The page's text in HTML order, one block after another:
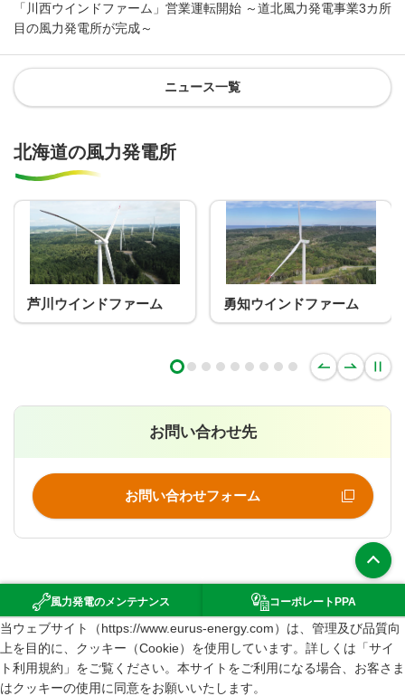
当ウェブサイト（https://www.eurus-energy.com）は、管理及び品質向
上を目的に、クッキー（Cookie）を使用しています。詳しくは「サイ
ト利用規約」をご覧ください。本サイトをご利用になる場合、お客さま
はクッキーの使用に同意をお願いいたします。
「川西ウインドファーム」営業運転開始 ～道北風力発電事業3カ所
目の風力発電所が完成～
ニュース一覧
北海道の風力発電所
ァーム 勇知ウインドファーム
ユーラス常呂能
ドファーム
お問い合わせ先
お問い合わせフォーム
風力発電のメンテナンス
（新規ウインドウで開きます）
コーポレート PPA
環境影響評価
サイトマップ
サイト利用規約